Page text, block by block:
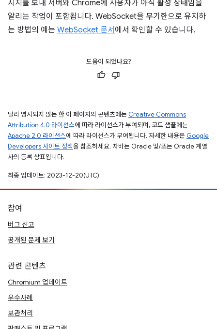
시지를 보내 서버와 Chrome에 사용자가 아직 활성 상태임을
알리는 작업이 포함됩니다. WebSocket을 무기한으로 유지하
는 방법의 예는 WebSocket 문서 에서 확인할 수 있습니다.
도움이 되었나요?
달리 명시되지 않는 한 이 페이지의 콘텐츠에는 Creative Commons
Attribution 4.0 라이선스에 따라 라이선스가 부여되며, 코드 샘플에는
Apache 2.0 라이선스에 따라 라이선스가 부여됩니다. 자세한 내용은 Google
Developers 사이트 정책을 참조하세요. 자바는 Oracle 및/또는 Oracle 계열
사의 등록 상표입니다.
최종 업데이트: 2023-12-20(UTC)
참여
버그 신고
공개된 문제 보기
관련 콘텐츠
Chromium 업데이트
우수사례
보관처리